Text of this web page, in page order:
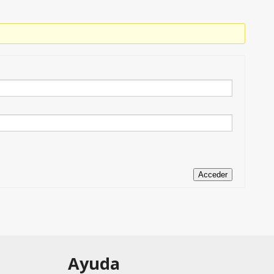
Acceder
Ayuda